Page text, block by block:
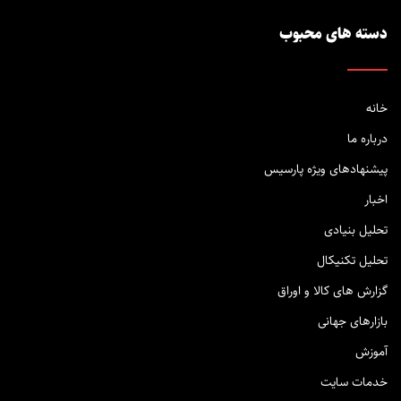
دسته های محبوب
خانه
درباره ما
پیشنهادهای ویژه پارسیس
اخبار
تحلیل بنیادی
تحلیل تکنیکال
گزارش های کالا و اوراق
بازارهای جهانی
آموزش
خدمات سایت